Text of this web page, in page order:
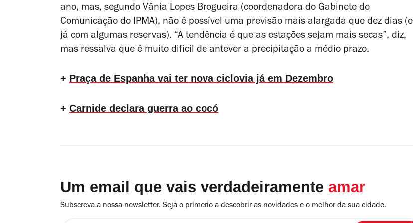
ano, mas, segundo Vânia Lopes Brogueira (coordenadora do Gabinete de
Comunicação do IPMA), não é possível uma previsão mais alargada que dez dias (e
já com algumas reservas). “A tendência é que as estações sejam mais secas”, diz,
mas ressalva que é muito difícil de antever a precipitação a médio prazo.
+ Praça de Espanha vai ter nova ciclovia já em Dezembro
+ Carnide declara guerra ao cocó
Um email que vais verdadeiramente amar
Subscreva a nossa newsletter. Seja o primerio a descobrir as novidades e o melhor da sua cidade.